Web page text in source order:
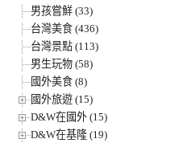
男孩嘗鮮 (33)
台灣美食 (436)
台灣景點 (113)
男生玩物 (58)
國外美食 (8)
國外旅遊 (15)
D&W在國外 (15)
D&W在基隆 (19)